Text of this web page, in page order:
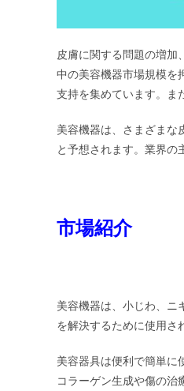
皮膚に関する問題の増加
中の美容機器市場規模を
支持を集めています。ま
美容機器は、さまざまな
と予想されます。業界の
市場紹介
美容機器は、小じわ、ニ
を解決するために使用さ
美容器具は便利で簡単に
コラーゲン生成や傷の